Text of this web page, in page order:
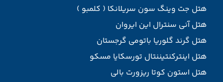
هتل جت وینگ سون سریلانکا ( کلمبو )
هتل آنی سنترال این ایروان
هتل گرند گلوریا باتومی گرجستان
هتل اینترکنتیننتال تورسکایا مسکو
هتل استون کوتا ریزورت بالی